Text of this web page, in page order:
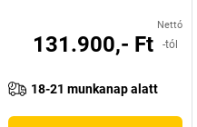
Nettó
131.900,- Ft -tól
18-21 munkanap alatt